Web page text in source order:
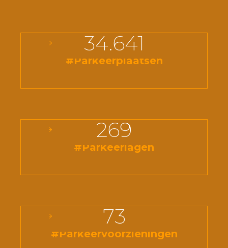
#Parkeerplaatsen
34.641
#Parkeerlagen
269
#Parkeervoorzieningen
73